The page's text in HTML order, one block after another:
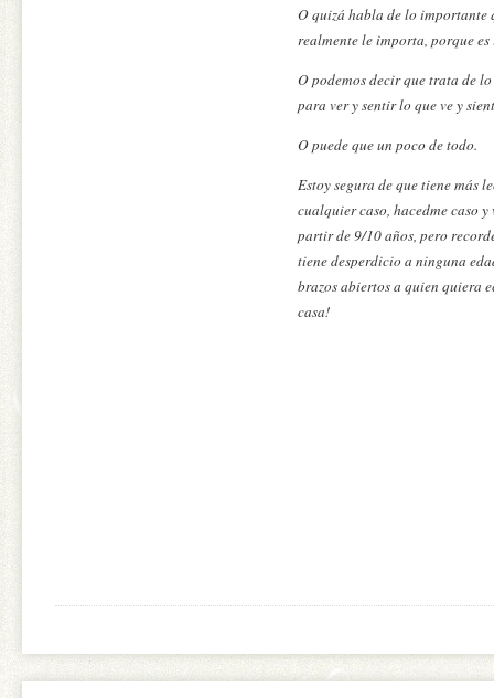
O quizá habla de lo importante
realmente le importa, porque
O podemos decir que trata de
para ver y sentir lo que ve y
O puede que un poco de todo.
Estoy segura de que tiene más
cualquier caso, hacedme caso
partir de 9/10 años, pero
tiene desperdicio a ninguna
brazos abiertos a quien quiera
casa!